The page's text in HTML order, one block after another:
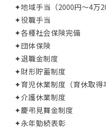
✦地域手当（2000円～4万
✦役職手当
✦各種社会保険完備
✦団体保険
✦退職金制度
✦財形貯蓄制度
✦育児休業制度（育休取得
✦介護休業制度
✦慶弔見舞金制度
✦永年勤続表彰